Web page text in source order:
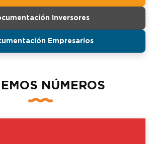
Inversores
Empresarios
NÚMEROS